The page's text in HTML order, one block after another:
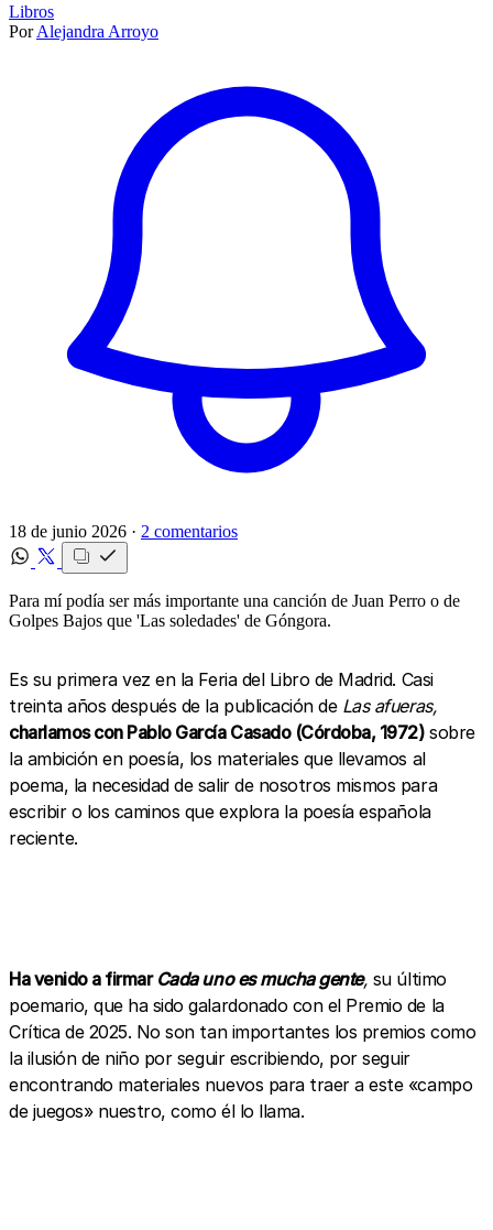
Libros
Por Alejandra Arroyo
18 de junio 2026 · 2 comentarios
Para mí podía ser más importante una canción de Juan Perro o de
Golpes Bajos que 'Las soledades' de Góngora.
Es su primera vez en la Feria del Libro de Madrid. Casi
treinta años después de la publicación de Las afueras,
charlamos con Pablo García Casado (Córdoba, 1972)sobre
la ambición en poesía, los materiales que llevamos al
poema, la necesidad de salir de nosotros mismos para
escribir o los caminos que explora la poesía española
reciente.
Ha venido a firmar Cada uno es mucha gente, su último
poemario, que ha sido galardonado con el Premio de la
Crítica de 2025. No son tan importantes los premios como
la ilusión de niño por seguir escribiendo, por seguir
encontrando materiales nuevos para traer a este «campo
de juegos» nuestro, como él lo llama.